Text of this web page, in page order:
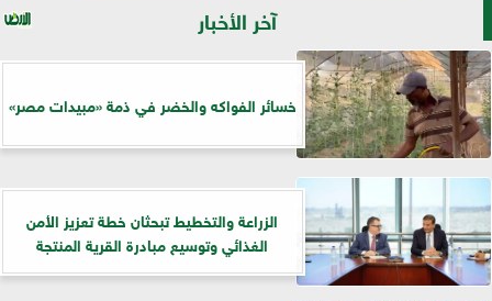
آخر الأخبار
خسائر الفواكه والخضر في ذمة «مبيدات مصر»
الزراعة والتخطيط تبحثان خطة تعزيز الأمن
الغذائي وتوسيع مبادرة القرية المنتجة